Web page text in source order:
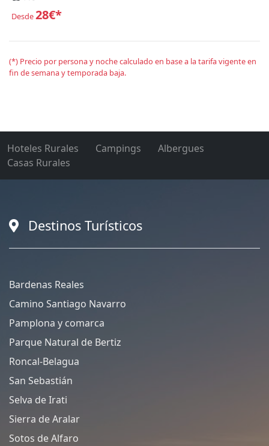
Desde28€*
(*) Precio por persona y noche calculado en base a la tarifa vigente en
fin de semana y temporada baja.
Hoteles Rurales Campings
Albergues
Casas Rurales
Destinos Turísticos
Bardenas Reales
Camino Santiago Navarro
Pamplona y comarca
Parque Natural de Bertiz
Roncal-Belagua
San Sebastián
Selva de Irati
Sierra de Aralar
Sotos de Alfaro